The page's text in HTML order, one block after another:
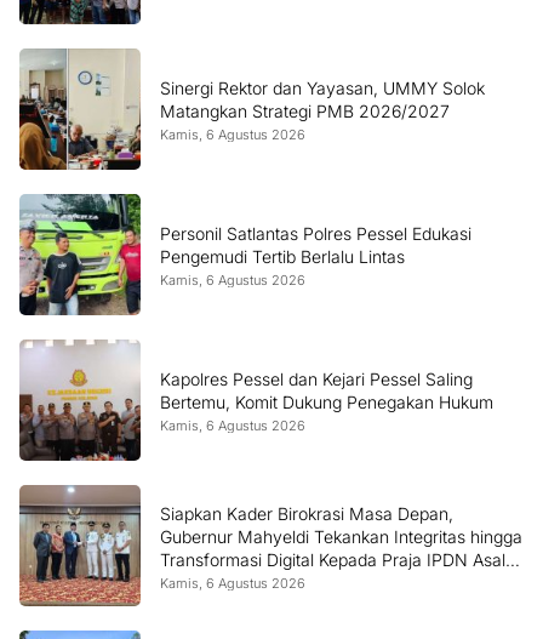
Sinergi Rektor dan Yayasan, UMMY Solok
Matangkan Strategi PMB 2026/2027
Kamis, 6 Agustus 2026
Personil Satlantas Polres Pessel Edukasi
Pengemudi Tertib Berlalu Lintas
Kamis, 6 Agustus 2026
Kapolres Pessel dan Kejari Pessel Saling
Bertemu, Komit Dukung Penegakan Hukum
Kamis, 6 Agustus 2026
Siapkan Kader Birokrasi Masa Depan,
Gubernur Mahyeldi Tekankan Integritas hingga
Transformasi Digital Kepada Praja IPDN Asal
Sumbar
Kamis, 6 Agustus 2026